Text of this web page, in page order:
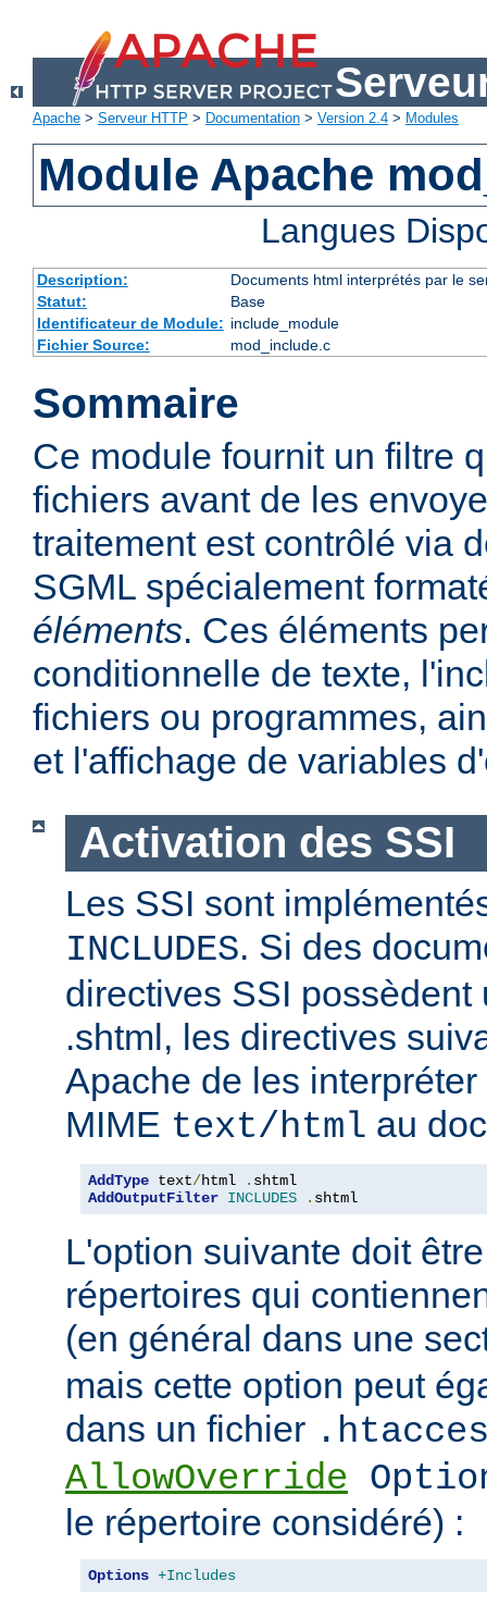
Apache > Serveur HTTP > Documentation > Version 2.4 > Modules
Module Apache
Langues
Description:
Documents html interprétés par le
Statut:
Base
Identificateur de Module: include_module
Fichier Source:
mod_include.c
Sommaire
Ce module fournit un filtre
fichiers avant de les
traitement est contrôlé via
SGML spécialement
éléments. Ces éléments
conditionnelle de texte,
fichiers ou programmes,
et l'affichage de variables
Activation des SSI
Les SSI sont
INCLUDES. Si des
directives SSI possèdent
.shtml, les directives
Apache de les
MIME text/html au
AddType text/html .
AddOutputFilter INCLUDES . shtml
L'option suivante doit
répertoires qui
(en général dans une
mais cette option peut
dans un fichier
AllowOverride
le répertoire considéré) :
Options +Includes